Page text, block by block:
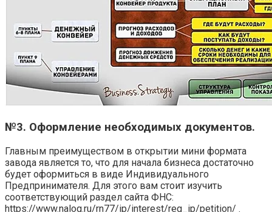
№3. Оформление необходимых документов.
Главным преимуществом в открытии мини формата
завода является то, что для начала бизнеса достаточно
будет оформиться в виде Индивидуального
Предпринимателя. Для этого вам стоит изучить
соответствующий раздел сайта ФНС:
https://www.nalog.ru/rn77/ip/interest/reg_ip/petition/ .